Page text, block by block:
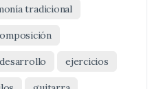
tradicional
desarrollo ejercicios